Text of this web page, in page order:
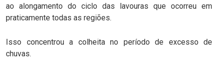
ao alongamento do ciclo das lavouras que ocorreu em
praticamente todas as regiões.
Isso concentrou a colheita no período de excesso de
chuvas.